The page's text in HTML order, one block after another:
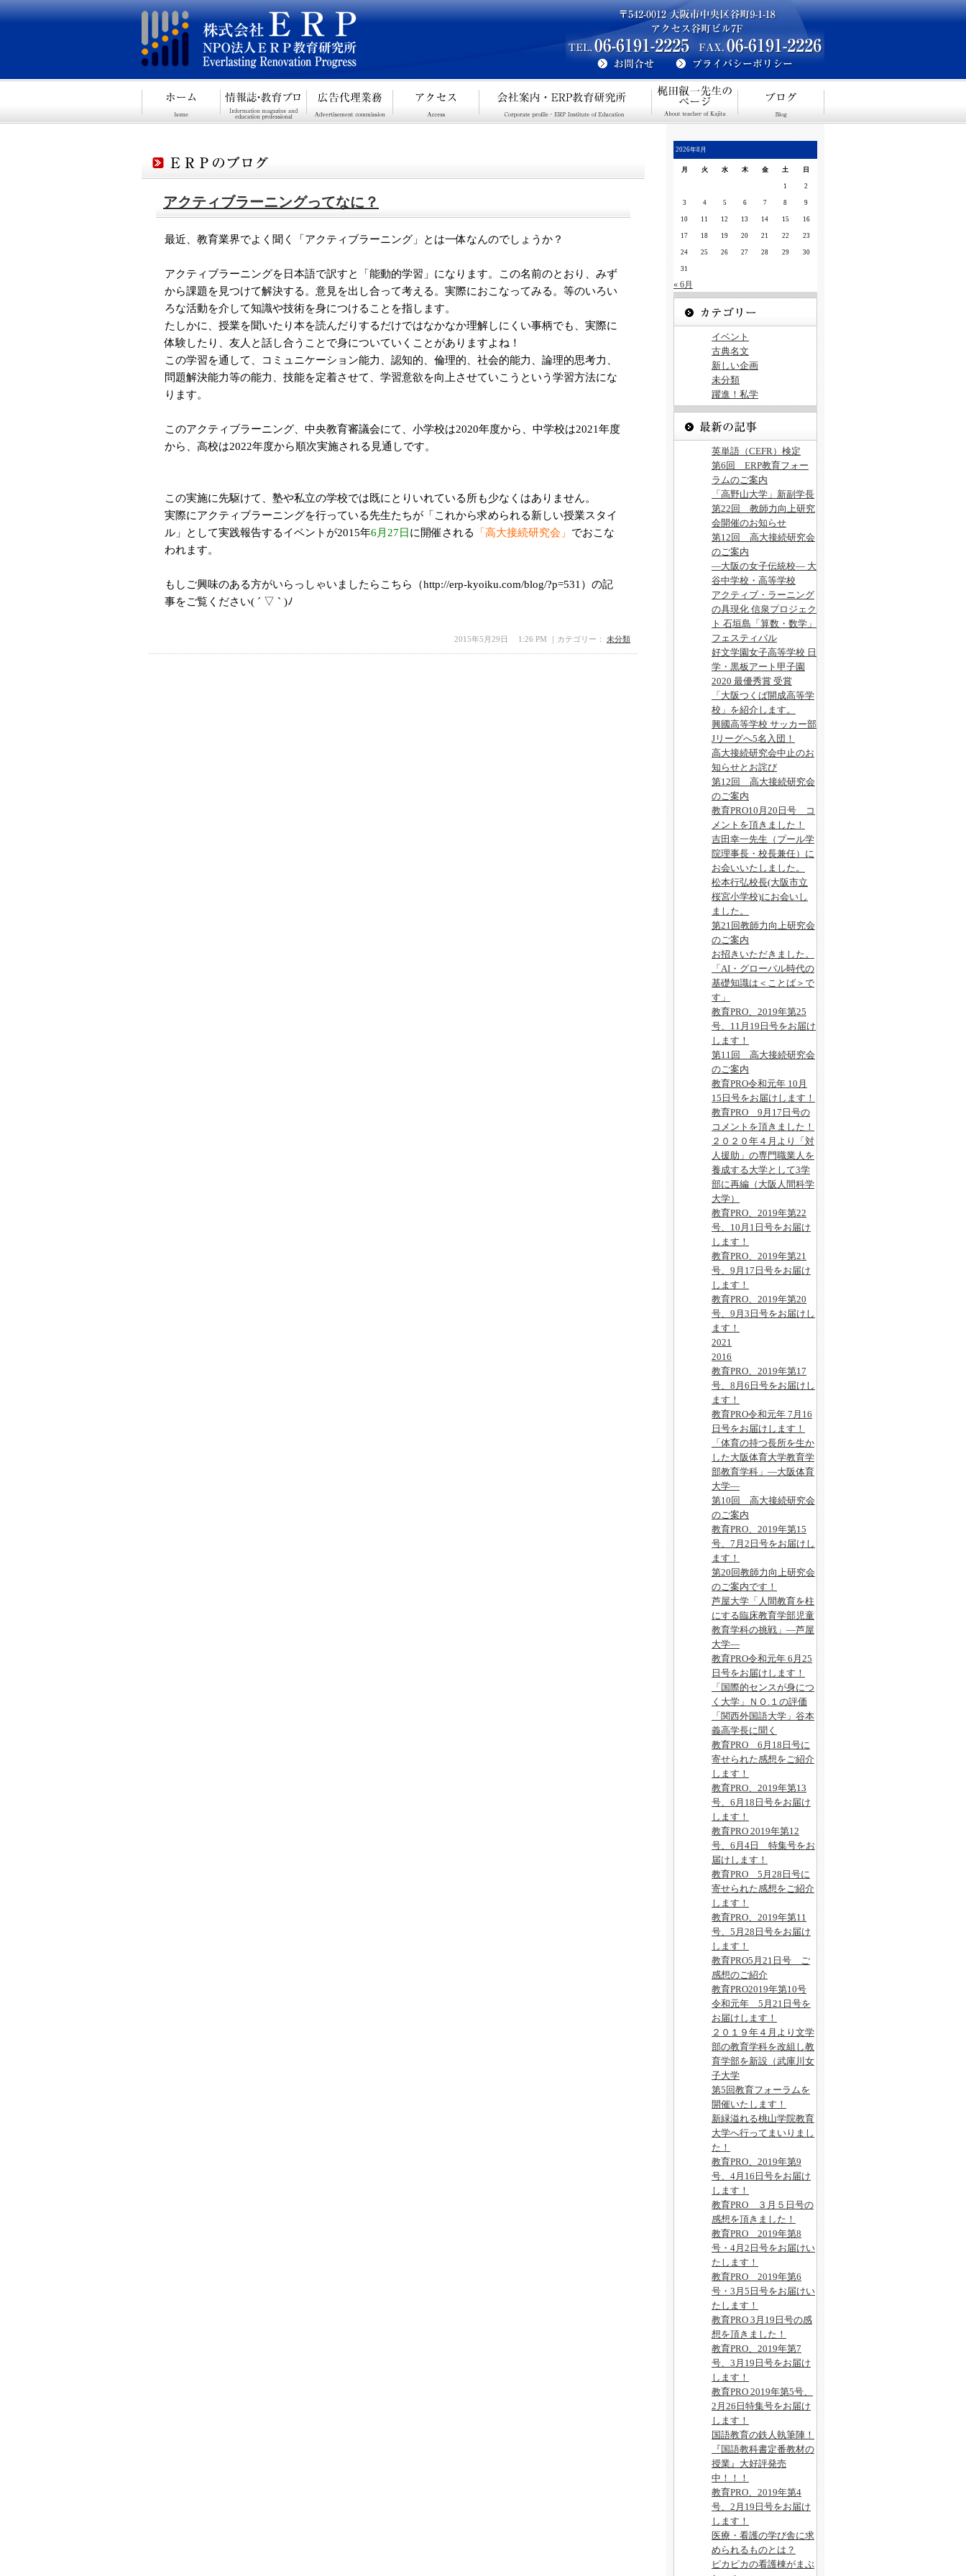
アクティブラーニングってなに？
最近、教育業界でよく聞く「アクティブラーニング」とは一体なんのでしょうか？
アクティブラーニングを日本語で訳すと「能動的学習」になります。この名前のとおり、みず
から課題を見つけて解決する。意見を出し合って考える。実際におこなってみる。等のいろい
ろな活動を介して知識や技術を身につけることを指します。
たしかに、授業を聞いたり本を読んだりするだけではなかなか理解しにくい事柄でも、実際に
体験したり、友人と話し合うことで身についていくことがありますよね！
この学習を通して、コミュニケーション能力、認知的、倫理的、社会的能力、論理的思考力、
問題解決能力等の能力、技能を定着させて、学習意欲を向上させていこうという学習方法にな
ります。
このアクティブラーニング、中央教育審議会にて、小学校は2020年度から、中学校は2021年度
から、高校は2022年度から順次実施される見通しです。
この実施に先駆けて、塾や私立の学校では既にとりいれている所も少なくはありません。
実際にアクティブラーニングを行っている先生たちが「これから求められる新しい授業スタイ
ル」として実践報告するイベントが2015年6月27日 に開催される 「高大接続研究会」 でおこな
われます。
もしご興味のある方がいらっしゃいましたらこちら （http://erp-kyoiku.com/blog/?p=531）の記
事をご覧ください( ´ ▽ ` )ﾉ
2015年5月29日 1:26 PM ｜カテゴリー： 未分類
2026年8月
月 火 水 木 金 土 日
1 2
3 4 5 6 7 8 9
10 11 12 13 14 15 16
17 18 19 20 21 22 23
24 25 26 27 28 29 30
31
« 6月
イベント
古典名文
新しい企画
未分類
躍進！私学
英単語（CEFR）検定
第6回 ERP教育フォー
ラムのご案内
「高野山大学」新副学長
第22回 教師力向上研究
会開催のお知らせ
第12回 高大接続研究会
のご案内
―大阪の女子伝統校― 大
谷中学校・高等学校
アクティブ・ラーニング
の具現化 信泉プロジェク
ト 石垣島「算数・数学」
フェスティバル
好文学園女子高等学校 日
学・黒板アート甲子園
2020 最優秀賞 受賞
「大阪つくば開成高等学
校」を紹介します。
興國高等学校 サッカー部
Jリーグへ5名入団！
高大接続研究会中止のお
知らせとお詫び
第12回 高大接続研究会
のご案内
教育PRO10月20日号 コ
メントを頂きました！
吉田幸一先生（プール学
院理事長・校長兼任）に
お会いいたしました。
松本行弘校長(大阪市立
桜宮小学校)にお会いし
ました。
第21回教師力向上研究会
のご案内
お招きいただきました。
「AI・グローバル時代の
基礎知識は＜ことば＞で
す」
教育PRO、2019年第25
号、11月19日号をお届け
します！
第11回 高大接続研究会
のご案内
教育PRO令和元年 10月
15日号をお届けします！
教育PRO 9月17日号の
コメントを頂きました！
２０２０年４月より「対
人援助」の専門職業人を
養成する大学として3学
部に再編（大阪人間科学
大学）
教育PRO、2019年第22
号、10月1日号をお届け
します！
教育PRO、2019年第21
号、9月17日号をお届け
します！
教育PRO、2019年第20
号、9月3日号をお届けし
ます！
2021
2016
教育PRO、2019年第17
号、8月6日号をお届けし
ます！
教育PRO令和元年 7月16
日号をお届けします！
「体育の持つ長所を生か
した大阪体育大学教育学
部教育学科」―大阪体育
大学―
第10回 高大接続研究会
のご案内
教育PRO、2019年第15
号、7月2日号をお届けし
ます！
第20回教師力向上研究会
のご案内です！
芦屋大学「人間教育を柱
にする臨床教育学部児童
教育学科の挑戦」―芦屋
大学―
教育PRO令和元年 6月25
日号をお届けします！
「国際的センスが身につ
く大学」ＮＯ.１の評価
「関西外国語大学」谷本
義高学長に聞く
教育PRO 6月18日号に
寄せられた感想をご紹介
します！
教育PRO、2019年第13
号、6月18日号をお届け
します！
教育PRO 2019年第12
号、6月4日 特集号をお
届けします！
教育PRO 5月28日号に
寄せられた感想をご紹介
します！
教育PRO、2019年第11
号、5月28日号をお届け
します！
教育PRO5月21日号 ご
感想のご紹介
教育PRO2019年第10号
令和元年 5月21日号を
お届けします！
２０１９年４月より文学
部の教育学科を改組し教
育学部を新設（武庫川女
子大学
第5回教育フォーラムを
開催いたします！
新緑溢れる桃山学院教育
大学へ行ってまいりまし
た！
教育PRO、2019年第9
号、4月16日号をお届け
します！
教育PRO ３月５日号の
感想を頂きました！
教育PRO 2019年第8
号・4月2日号をお届けい
たします！
教育PRO 2019年第6
号・3月5日号をお届けい
たします！
教育PRO 3月19日号の感
想を頂きました！
教育PRO、2019年第7
号、3月19日号をお届け
します！
教育PRO 2019年第5号、
2月26日特集号をお届け
します！
国語教育の鉄人執筆陣！
『国語教科書定番教材の
授業』大好評発売
中！！！
教育PRO、2019年第4
号、2月19日号をお届け
します！
医療・看護の学び舎に求
められるものとは？
ピカピカの看護棟がまぶ